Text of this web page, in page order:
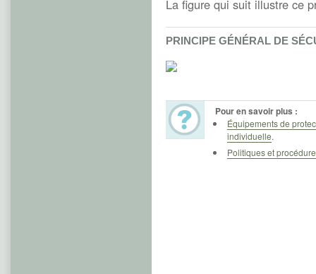
La figure qui suit illustre ce
PRINCIPE GÉNÉRAL DE
Pour en savoir plus :
Équipements de
individuelle.
Politiques et